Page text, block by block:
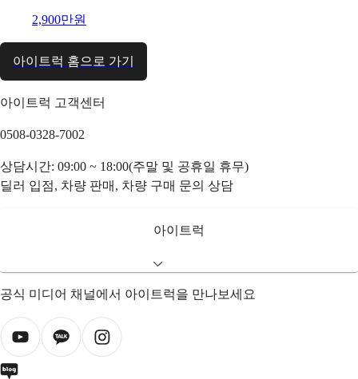
2,900만원
아이트럭 홈으로 가기
아이트럭 고객센터
0508-0328-7002
상담시간: 09:00 ~ 18:00(주말 및 공휴일 휴무)
딜러 입점, 차량 판매, 차량 구매 문의 상담
아이트럭
공식 미디어 채널에서 아이트럭을 만나보세요